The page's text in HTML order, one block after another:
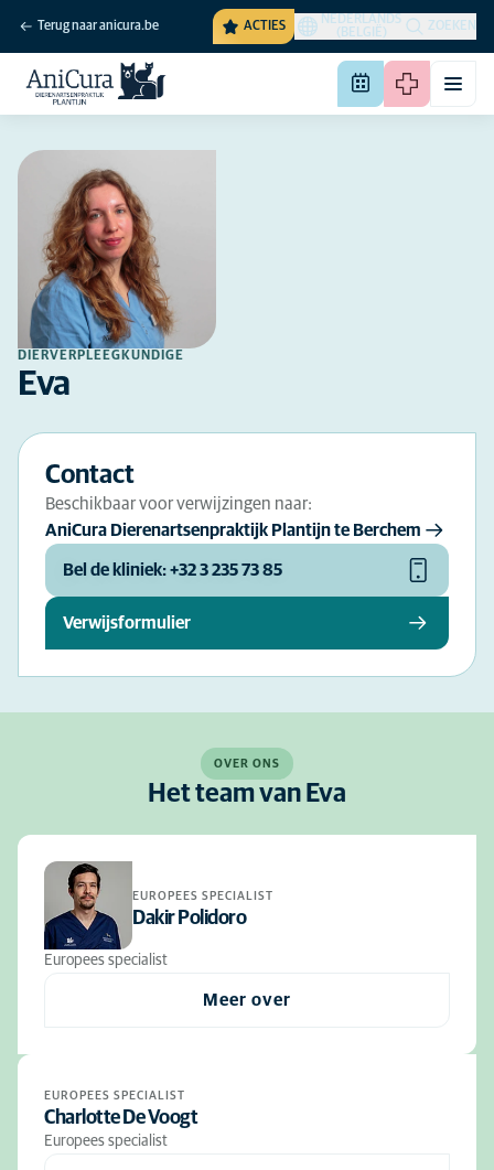
Terug naar anicura.be ACTIES
NEDERLANDS
(BELGIË)
ZOEKEN
DIERVERPLEEGKUNDIGE
Eva
Contact
Beschikbaar voor verwijzingen naar:
AniCura Dierenartsenpraktijk Plantijn te Berchem
Bel de kliniek: +32 3 235 73 85
Verwijsformulier
OVER ONS
Het team van Eva
EUROPEES SPECIALIST
Dakir Polidoro
Europees specialist
Meer over
EUROPEES SPECIALIST
Charlotte De Voogt
Europees specialist